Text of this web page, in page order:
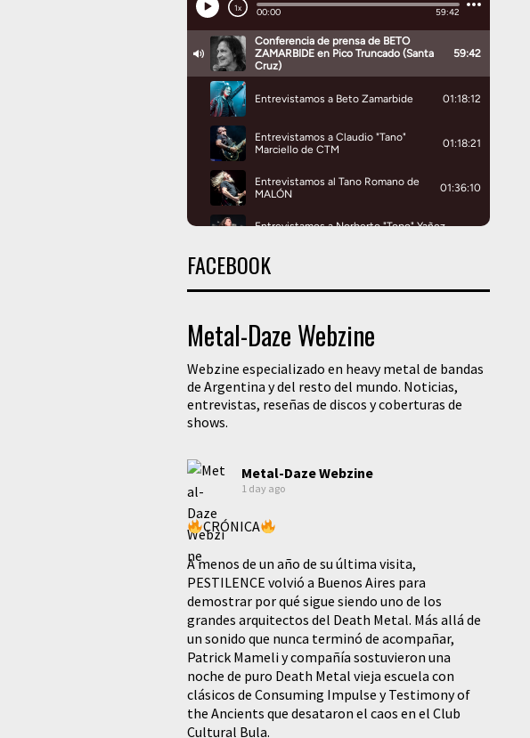
FACEBOOK
Metal-Daze Webzine
Webzine especializado en heavy metal de bandas
de Argentina y del resto del mundo. Noticias,
entrevistas, reseñas de discos y coberturas de
shows.
Metal-Daze Webzine
1 day ago
CRÓNICA
A menos de un año de su última visita,
PESTILENCE volvió a Buenos Aires para
demostrar por qué sigue siendo uno de los
grandes arquitectos del Death Metal. Más allá de
un sonido que nunca terminó de acompañar,
Patrick Mameli y compañía sostuvieron una
noche de puro Death Metal vieja escuela con
clásicos de Consuming Impulse y Testimony of
the Ancients que desataron el caos en el Club
Cultural Bula.